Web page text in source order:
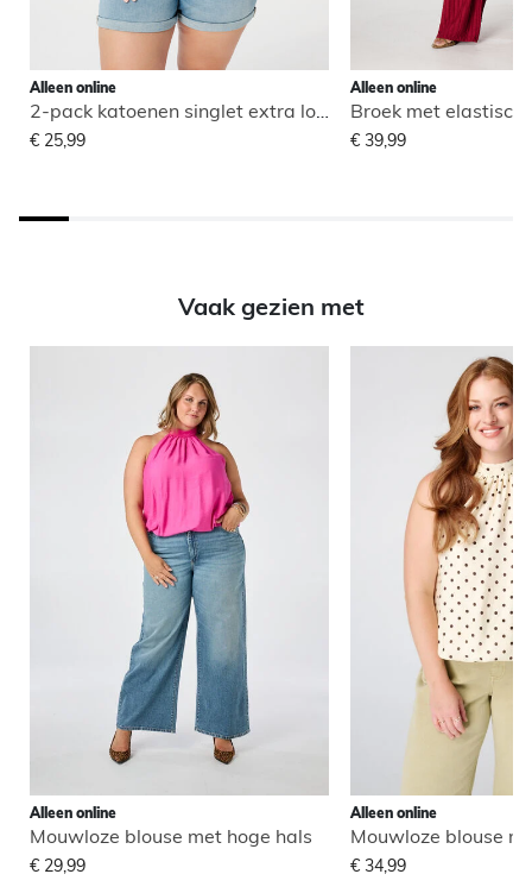
Alleen online
€ 25,99
Alleen online
Broek met
€ 39,99
Vaak gezien met
Alleen online
Mouwloze blouse met hoge hals
€ 29,99
Alleen online
Mouwloze blouse
€ 34,99